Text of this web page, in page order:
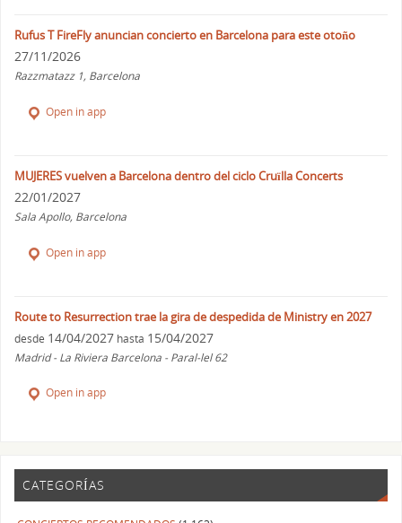
Rufus T FireFly anuncian concierto en Barcelona para este otoño
27/11/2026
Razzmatazz 1, Barcelona
Open in app
MUJERES vuelven a Barcelona dentro del ciclo Cruïlla Concerts
22/01/2027
Sala Apollo, Barcelona
Open in app
Route to Resurrection trae la gira de despedida de Ministry en 2027
desde 14/04/2027 hasta 15/04/2027
Madrid - La Riviera Barcelona - Paral-lel 62
Open in app
CATEGORÍAS